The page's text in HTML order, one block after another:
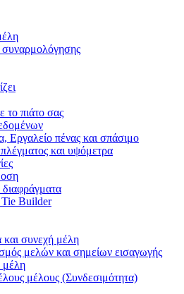
το πιάτο σας
Εργαλείο πένας και σπάσιμο
και υψόμετρα
Tie Builder
και συνεχή μέλη
μελών και σημείων εισαγωγής
μέλους (Συνδεσιμότητα)